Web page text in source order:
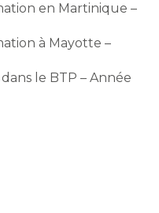
en Martinique –
à Mayotte –
le BTP – Année